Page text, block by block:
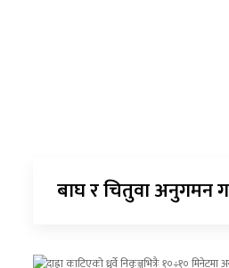
बाघ र चितुवा अनुगमन